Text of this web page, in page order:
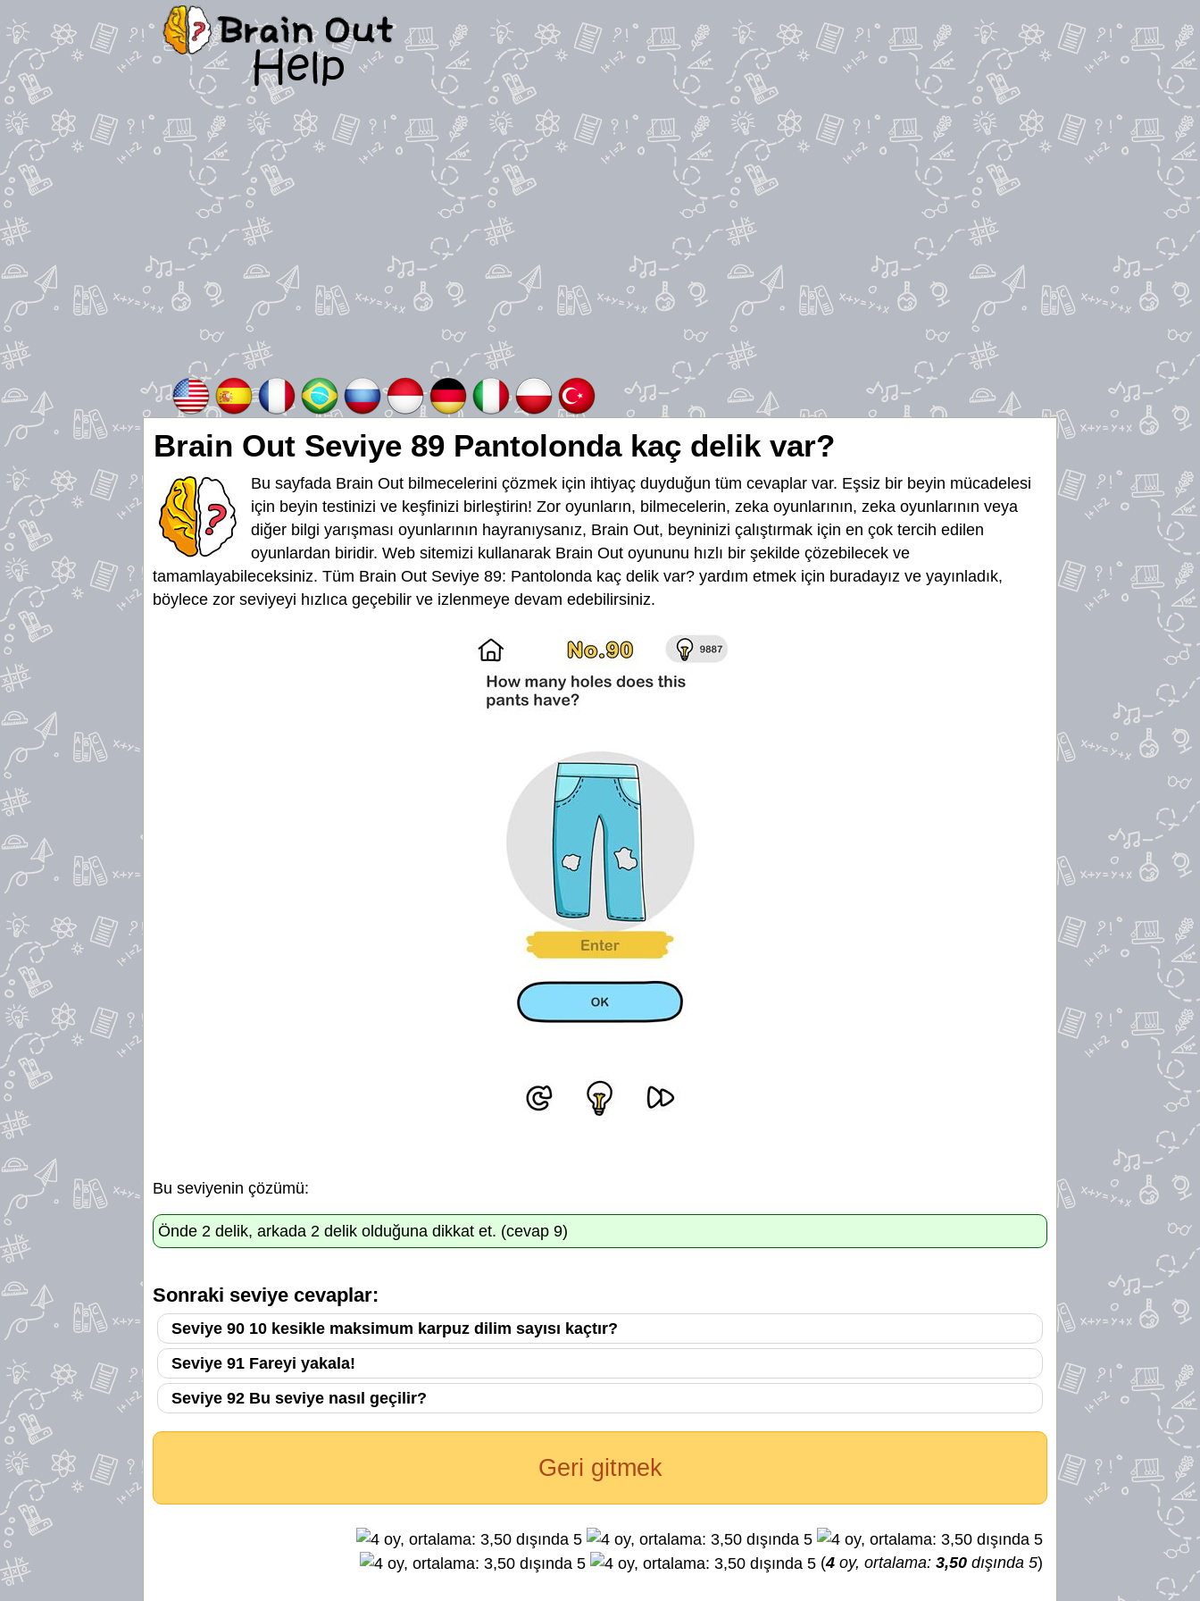
Brain Out Seviye 89 Pantolonda kaç delik var?
Bu sayfada Brain Out bilmecelerini çözmek için ihtiyaç duyduğun tüm cevaplar var. Eşsiz bir beyin mücadelesi
için beyin testinizi ve keşfinizi birleştirin! Zor oyunların, bilmecelerin, zeka oyunlarının, zeka oyunlarının veya
diğer bilgi yarışması oyunlarının hayranıysanız, Brain Out, beyninizi çalıştırmak için en çok tercih edilen
oyunlardan biridir. Web sitemizi kullanarak Brain Out oyununu hızlı bir şekilde çözebilecek ve
tamamlayabileceksiniz. Tüm Brain Out Seviye 89: Pantolonda kaç delik var? yardım etmek için buradayız ve yayınladık,
böylece zor seviyeyi hızlıca geçebilir ve izlenmeye devam edebilirsiniz.
Bu seviyenin çözümü:
Önde 2 delik, arkada 2 delik olduğuna dikkat et. (cevap 9)
Sonraki seviye cevaplar:
Seviye 90 10 kesikle maksimum karpuz dilim sayısı kaçtır?
Seviye 91 Fareyi yakala!
Seviye 92 Bu seviye nasıl geçilir?
Geri gitmek
(4 oy, ortalama: 3,50 dışında 5)